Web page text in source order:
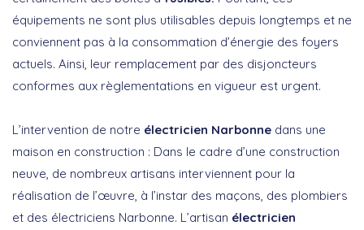
équipements ne sont plus utilisables depuis longtemps et ne
conviennent pas à la consommation d’énergie des foyers
actuels. Ainsi, leur remplacement par des disjoncteurs
conformes aux règlementations en vigueur est urgent.
L’intervention de notre électricien Narbonne dans une
maison en construction : Dans le cadre d’une construction
neuve, de nombreux artisans interviennent pour la
réalisation de l’œuvre, à l’instar des maçons, des plombiers
et des électriciens Narbonne. L’artisan électricien